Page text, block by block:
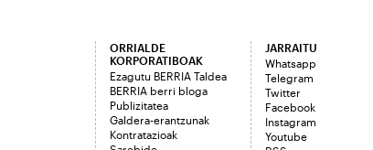
ORRIALDE
KORPORATIBOAK
Ezagutu BERRIA Taldea
BERRIA berri bloga
Publizitatea
Galdera-erantzunak
Kontratazioak
JARRAITU
Whatsapp
Telegram
Twitter
Facebook
Instagram
Youtube